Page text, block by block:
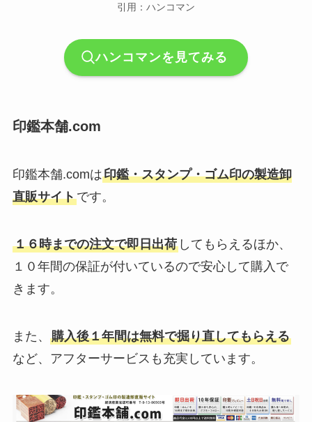
引用：ハンコマン
ハンコマンを見てみる
印鑑本舗.com
印鑑本舗.comは印鑑・スタンプ・ゴム印の製造卸
直販サイトです。
１６時までの注文で即日出荷してもらえるほか、
１０年間の保証が付いているので安心して購入で
きます。
また、 購入後１年間は無料で掘り直してもらえる
など、アフターサービスも充実しています。